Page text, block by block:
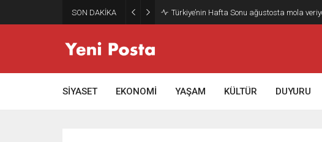
SON DAKİKA Gazze’nin geleceği: Teknokratik kontrol mü,
SİYASET EKONOMİ YAŞAM KÜLTÜR DUYURU